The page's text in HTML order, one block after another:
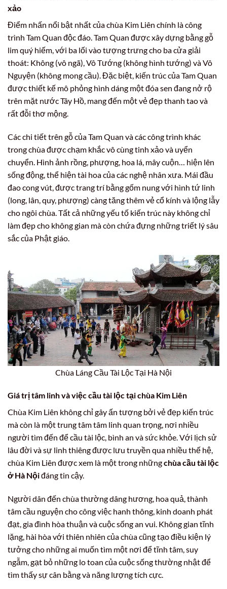
xảo
Điểm nhấn nổi bật nhất của chùa Kim Liên chính là công
trình Tam Quan độc đáo. Tam Quan được xây dựng bằng gỗ
lim quý hiếm, với ba lối vào tượng trưng cho ba cửa giải
thoát: Không (vô ngã), Vô Tướng (không hình tướng) và Vô
Nguyện (không mong cầu). Đặc biệt, kiến trúc của Tam Quan
được thiết kế mô phỏng hình dáng một đóa sen đang nở rộ
trên mặt nước Tây Hồ, mang đến một vẻ đẹp thanh tao và
rất đỗi thơ mộng.
Các chi tiết trên gỗ của Tam Quan và các công trình khác
trong chùa được chạm khắc vô cùng tinh xảo và uyển
chuyển. Hình ảnh rồng, phượng, hoa lá, mây cuộn… hiện lên
sống động, thể hiện tài hoa của các nghệ nhân xưa. Mái đầu
đao cong vút, được trang trí bằng gốm nung với hình tứ linh
(long, lân, quy, phượng) càng tăng thêm vẻ cổ kính và lộng lẫy
cho ngôi chùa. Tất cả những yếu tố kiến trúc này không chỉ
làm đẹp cho không gian mà còn chứa đựng những triết lý sâu
sắc của Phật giáo.
Chùa Láng Cầu Tài Lộc Tại Hà Nội
Giá trị tâm linh và việc cầu tài lộc tại chùa Kim Liên
Chùa Kim Liên không chỉ gây ấn tượng bởi vẻ đẹp kiến trúc
mà còn là một trung tâm tâm linh quan trọng, nơi nhiều
người tìm đến để cầu tài lộc, bình an và sức khỏe. Với lịch sử
lâu đời và sự linh thiêng được lưu truyền qua nhiều thế hệ,
chùa Kim Liên được xem là một trong nhữngchùa cầu tài lộc
ở Hà Nộiđáng tin cậy.
Người dân đến chùa thường dâng hương, hoa quả, thành
tâm cầu nguyện cho công việc hanh thông, kinh doanh phát
đạt, gia đình hòa thuận và cuộc sống an vui. Không gian tĩnh
lặng, hài hòa với thiên nhiên của chùa cũng tạo điều kiện lý
tưởng cho những ai muốn tìm một nơi để tĩnh tâm, suy
ngẫm, gạt bỏ những lo toan của cuộc sống thường nhật để
tìm thấy sự cân bằng và năng lượng tích cực.